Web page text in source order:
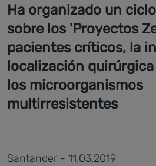
Ha organizado un
sobre los 'Proyectos
pacientes críticos, la
localización
los microorganismos
multirresistentes
Santander - 11.03.2019